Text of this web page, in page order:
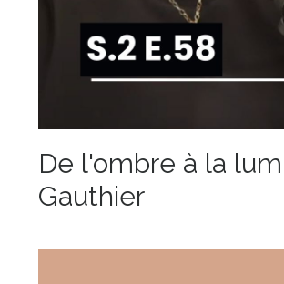
De l'ombre à la
Gauthier